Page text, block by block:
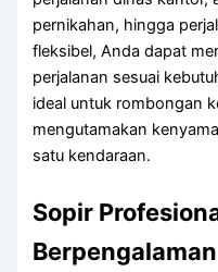
pernikahan, hingga
fleksibel, Anda dapat
perjalanan sesuai
ideal untuk rombongan
mengutamakan
satu kendaraan.
Sopir
Berpengalaman